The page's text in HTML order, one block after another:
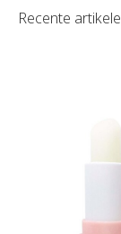
Recente